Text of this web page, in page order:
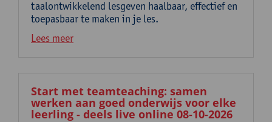
taalontwikkelend lesgeven haalbaar, effectief en
toepasbaar te maken in je les.
Lees meer
Start met teamteaching: samen
werken aan goed onderwijs voor elke
leerling - deels live online 08-10-2026